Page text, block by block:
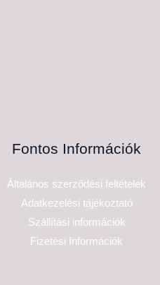
Fontos Információk
Általános szerződési feltételek
Adatkezelési tájékoztató
Szállítási információk
Fizetési Információk